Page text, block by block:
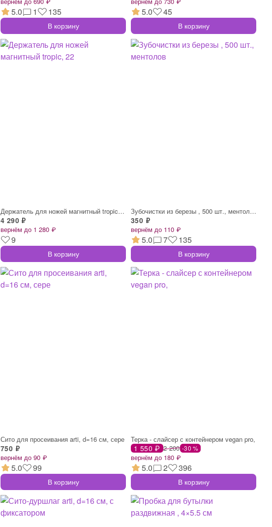
5.0 1 135
В корзину
5.0 45
В корзину
Держатель для ножей магнитный tropic, 22
4 290 ₽
вернём до 1 280 ₽
9
В корзину
Зубочистки из березы , 500 шт., ментолов
350 ₽
вернём до 110 ₽
5.0 7 135
В корзину
Сито для просеивания arti, d=16 см, сере
750 ₽
вернём до 90 ₽
5.0 99
В корзину
Терка - слайсер с контейнером vegan pro,
1 550 ₽ 2 200 -30 %
вернём до 180 ₽
5.0 2 396
В корзину